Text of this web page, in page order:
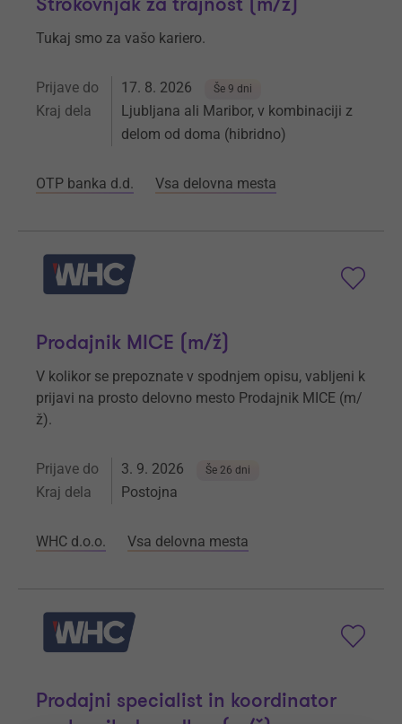
Tukaj smo za vašo kariero.
Prijave do 17. 8. 2026 Še 9 dni
Kraj dela
Ljubljana ali Maribor, v kombinaciji z
delom od doma (hibridno)
OTP banka d.d. Vsa delovna mesta
Prodajnik MICE (m/ž)
V kolikor se prepoznate v spodnjem opisu, vabljeni k
prijavi na prosto delovno mesto Prodajnik MICE (m/
ž).
Prijave do 3. 9. 2026 Še 26 dni
Kraj dela Postojna
WHC d.o.o. Vsa delovna mesta
Prodajni specialist in koordinator